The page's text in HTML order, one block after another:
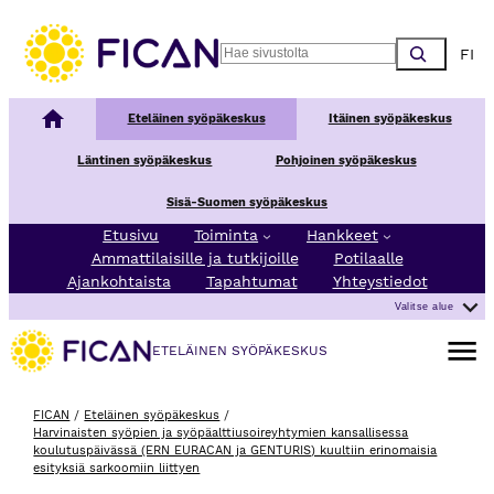
Search
Kansallinen syöpäkeskusEteläinen syöpäkeskus Itäinen syöpäkeskus
Läntinen syöpäkeskus Pohjoinen syöpäkeskus
Sisä-Suomen syöpäkeskus
Etusivu Toiminta
Hankkeet
Ammattilaisille ja tutkijoille
Potilaalle
Ajankohtaista
Tapahtumat Yhteystiedot
Valitse alue
ETELÄINEN SYÖPÄKESKUS
Avaa
FICAN / Eteläinen syöpäkeskus /
Harvinaisten syöpien ja syöpäalttiusoireyhtymien kansallisessa
koulutuspäivässä (ERN EURACAN ja GENTURIS) kuultiin erinomaisia
esityksiä sarkoomiin liittyen